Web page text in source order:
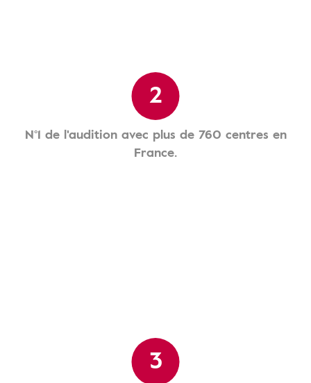
2
N°1 de l'audition avec plus de 760 centres en
France.
3